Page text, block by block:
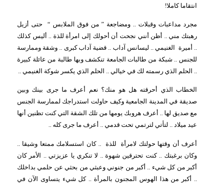
انتقاما كاملا!
مجرد مداعبات وقبلات .. ومضاجعة ” من فوق الملابس “
حتى أزيل
رهبتك مني .. أظن أنني نجحت أن أحولك إلى امرأة للذة .. أليس كذلك
.. أميرة
الغنيمي .. ليسانس آداب .. قضية آداب كبرى .. وشقة وممارسة
للجنس .. شبكة من طالبات الجامعة تنكشف وبها طالبة من عائلة كبيرة
.. الحلم الذي رسمته لك في خيالي .. الحلم الذي يكسر شوكة الغنيمي ..
الخطاب الذي أحرقته هل هو منك؟ نعم أعرف ما جرى بينك وبين
صديقة في المدينة الجامعية وكيف حاولت استدراجك لممارسة الجنس
مع صديق لها .. أعرف هروبك يومها من تلك الشقة التي كنت تظنين أنها
عيد ميلاد .. لتأتي لترتمي تحت قدمي .. أعرف ما جرى كله ..
أعرف أن وقتها حولتك لامرأة للذة
.. كان استسلامك ممتعا وشيقا ..
وكان برغبتك .. كنت تحترقين شهوة .. لا تنكري يا عزيزتي .. الأمر كان
أكبر من كل شيء .. أكبر من جنوني وعبثي من بحثي عن حلمي بداخلك
.. أكبر من هذا الهوس المجنون بالمرأة .. كل شيء يتساوى الآن في